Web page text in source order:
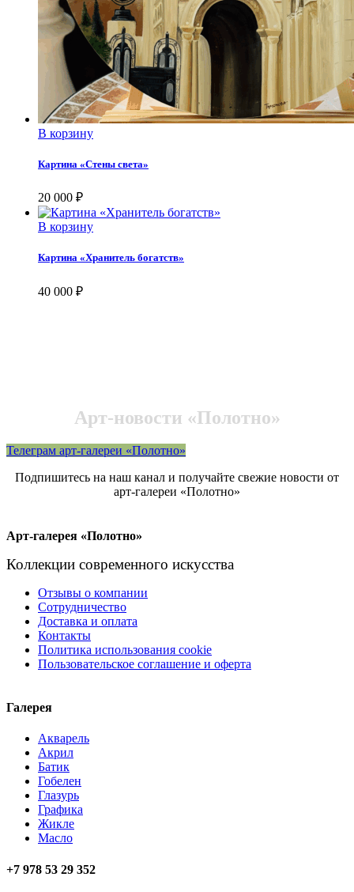
В корзину
Картина «Стены света»
20 000 ₽
В корзину
Картина «Хранитель богатств»
40 000 ₽
Арт-новости «Полотно»
Телеграм арт-галереи «Полотно»
Подпишитесь на наш канал и получайте свежие новости от
арт-галереи «Полотно»
Арт-галерея «Полотно»
Коллекции современного искусства
Отзывы о компании
Сотрудничество
Доставка и оплата
Контакты
Политика использования cookie
Пользовательское соглашение и оферта
Галерея
Акварель
Акрил
Батик
Гобелен
Глазурь
Графика
Жикле
Масло
+7 978 53 29 352